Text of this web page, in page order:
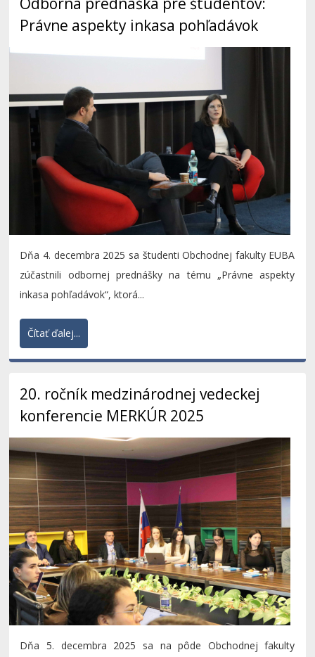
Právne aspekty inkasa pohľadávok
Dňa 4. decembra 2025 sa študenti Obchodnej fakulty EUBA
zúčastnili odbornej prednášky na tému „Právne aspekty
inkasa pohľadávok“, ktorá...
Čítať ďalej...
20. ročník medzinárodnej vedeckej
konferencie MERKÚR 2025
Dňa 5. decembra 2025 sa na pôde Obchodnej fakulty